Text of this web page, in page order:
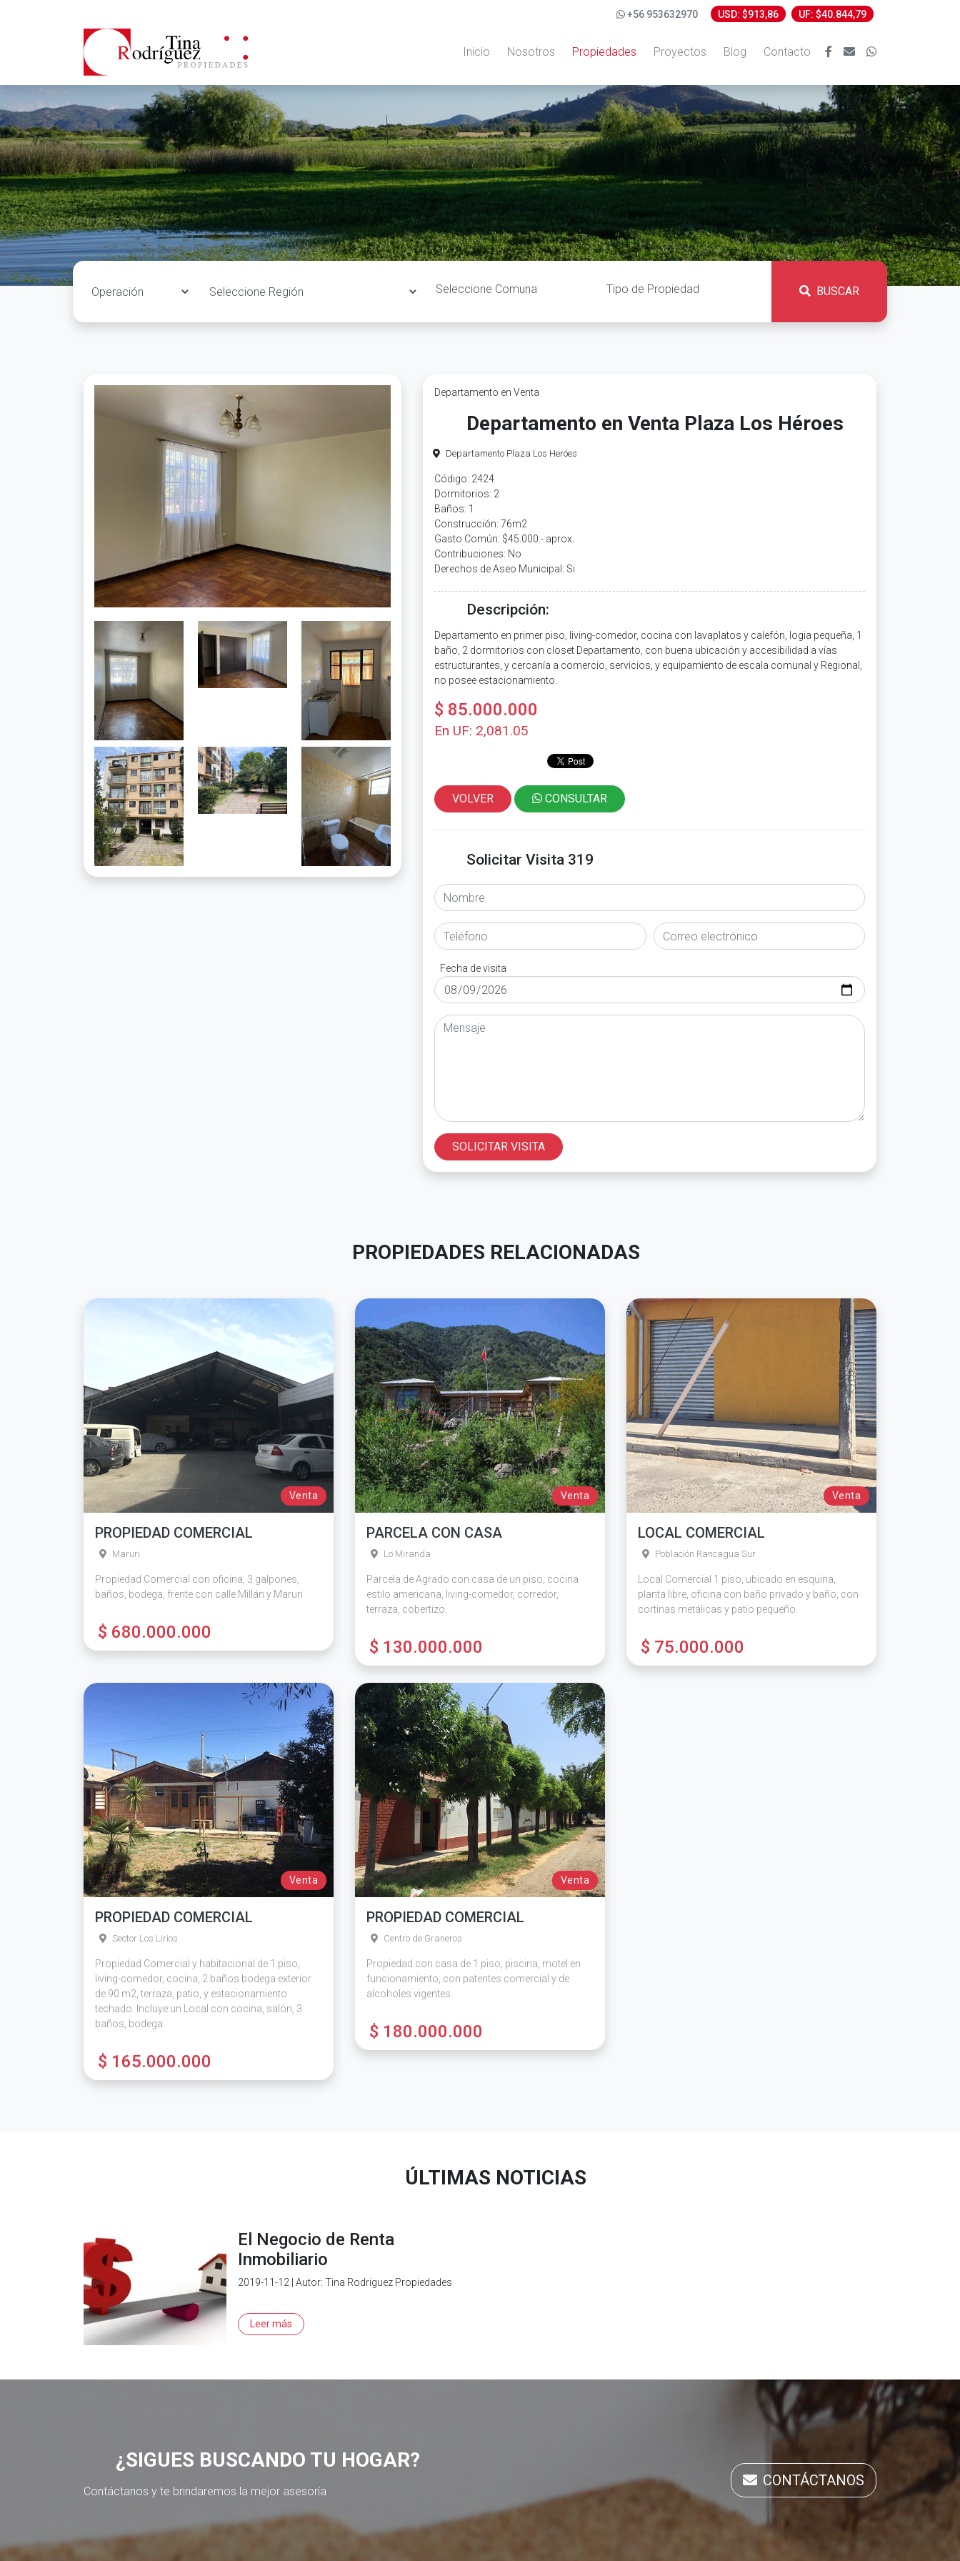
+56 953632970 USD: $913,86 UF: $40.844,79
Inicio Nosotros Propiedades Proyectos Blog Contacto
BUSCAR
Departamento en Venta
Departamento en Venta Plaza Los Héroes
Departamento Plaza Los Heróes
Código: 2424
Dormitorios: 2
Baños: 1
Construcción: 76m2
Gasto Común: $45.000.- aprox.
Contribuciones: No
Derechos de Aseo Municipal: Si
Descripción:
Departamento en primer piso, living-comedor, cocina con lavaplatos y calefón, logia pequeña, 1
baño, 2 dormitorios con closet Departamento, con buena ubicación y accesibilidad a vías
estructurantes, y cercanía a comercio, servicios, y equipamiento de escala comunal y Regional,
no posee estacionamiento.
$ 85.000.000
En UF: 2,081.05
VOLVER CONSULTAR
Solicitar Visita 319
Fecha de visita
SOLICITAR VISITA
PROPIEDADES RELACIONADAS
Venta
PROPIEDAD COMERCIAL
Maruri
Propiedad Comercial con oficina, 3 galpones,
baños, bodega, frente con calle Millán y Maruri
$ 680.000.000
Venta
PARCELA CON CASA
Lo Miranda
Parcela de Agrado con casa de un piso, cocina
estilo americana, living-comedor, corredor,
terraza, cobertizo.
$ 130.000.000
Venta
LOCAL COMERCIAL
Población Rancagua Sur
Local Comercial 1 piso, ubicado en esquina,
planta libre, oficina con baño privado y baño, con
cortinas metálicas y patio pequeño.
$ 75.000.000
Venta
PROPIEDAD COMERCIAL
Sector Los Lirios
Propiedad Comercial y habitacional de 1 piso,
living-comedor, cocina, 2 baños bodega exterior
de 90 m2, terraza, patio, y estacionamiento
techado. Incluye un Local con cocina, salón, 3
baños, bodega.
$ 165.000.000
Venta
PROPIEDAD COMERCIAL
Centro de Graneros
Propiedad con casa de 1 piso, piscina, motel en
funcionamiento, con patentes comercial y de
alcoholes vigentes.
$ 180.000.000
ÚLTIMAS NOTICIAS
El Negocio de Renta
Inmobiliario
2019-11-12 | Autor: Tina Rodriguez Propiedades
Leer más
¿SIGUES BUSCANDO TU HOGAR?
Contáctanos y te brindaremos la mejor asesoría
CONTÁCTANOS